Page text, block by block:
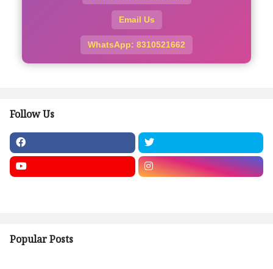
Email Us
WhatsApp: 8310521662
Follow Us
Popular Posts